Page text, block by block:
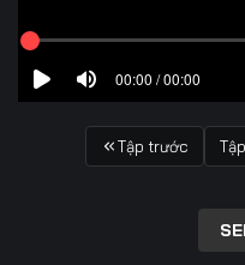
00:00 / 00:00
Tập trước